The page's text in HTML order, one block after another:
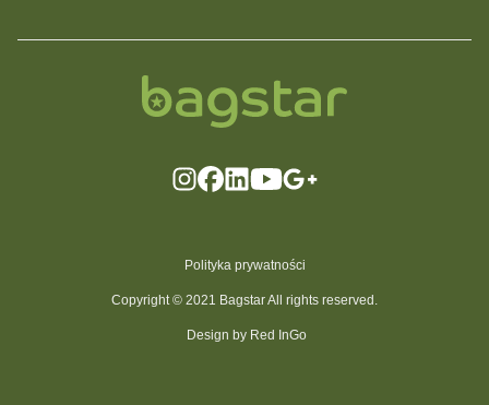
Polityka prywatności
Copyright © 2021 Bagstar All rights reserved.
Design by Red InGo